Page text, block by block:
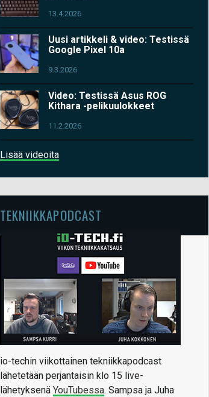
13.4.2026
Uusi artikkeli & video: Testissä
Google Pixel 10a
9.3.2026
Video: Testissä Asus ROG
Kithara -pelikuulokkeet
11.2.2026
Lisää videoita
TEKNIIKKAPODCAST
io-techin viikottainen tekniikkapodcast
lähetetään perjantaisin klo 15 live-
lähetyksenä YouTubessa. Sampsa ja Juha